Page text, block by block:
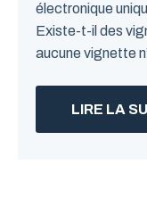
électronique
Existe-t-il des
aucune vignette
LIRE LA